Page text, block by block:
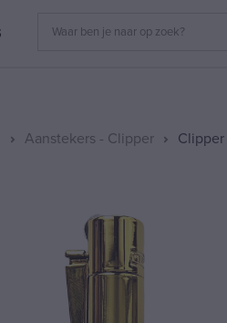
Aanstekers - Clipper